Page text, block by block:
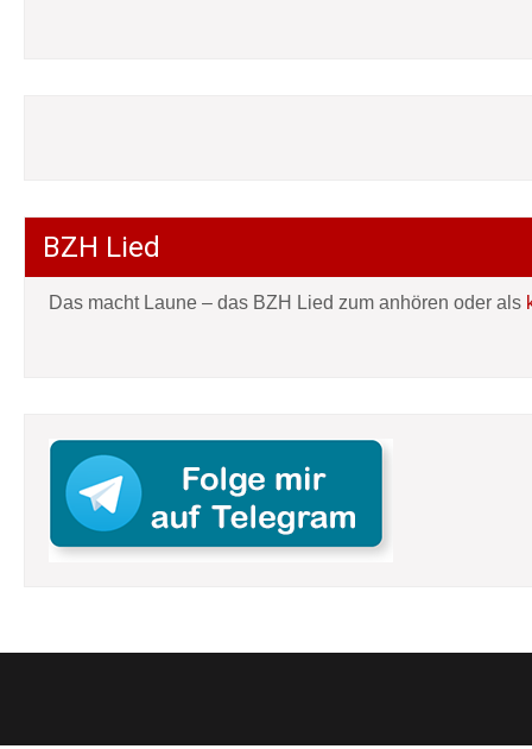
BZH Lied
Das macht Laune – das BZH Lied zum anhören oder als